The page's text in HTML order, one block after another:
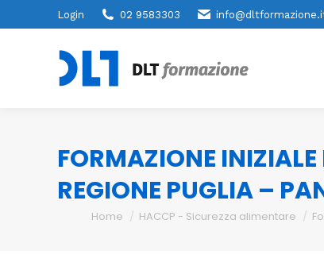
Login 02 9583303
FORMAZIONE INIZIALE
REGIONE PUGLIA –
You are here:
Home HACCP - Sicurezza alimentare